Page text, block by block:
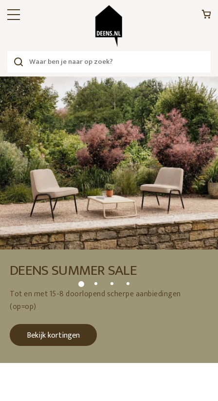
DEENS SUMMER SALE
Tot en met 15-8 doorlopend scherpe aanbiedingen
(op=op)
Bekijk kortingen